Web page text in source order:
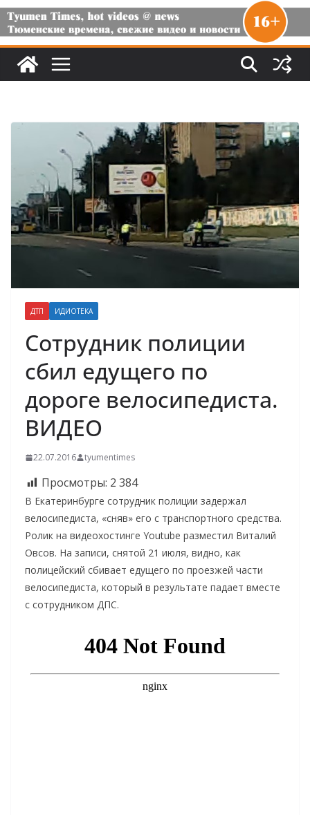
ДТП ИДИОТЕКА
Сотрудник полиции
сбил едущего по
дороге велосипедиста.
ВИДЕО
22.07.2016 tyumentimes
Просмотры: 2 384
В Екатеринбурге сотрудник полиции задержал
велосипедиста, «сняв» его с транспортного средства.
Ролик на видеохостинге Yоutube разместил Виталий
Овсов. На записи, снятой 21 июля, видно, как
полицейский сбивает едущего по проезжей части
велосипедиста, который в результате падает вместе
с сотрудником ДПС.